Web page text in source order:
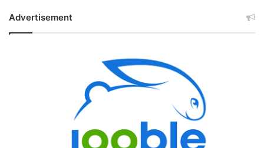
Advertisement